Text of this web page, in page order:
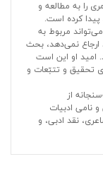
را به مطالعه و
کرده است.
مربوط به
ارجاع نمی‌دهد، بحث
امید او این است
تحقیق و تتبّعات و
از
نامی ادبیات
نقد ادبی، و